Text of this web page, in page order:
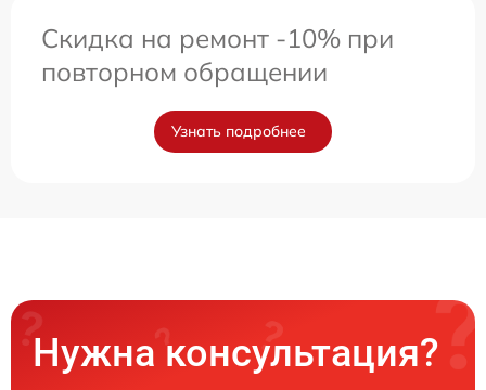
Скидка на ремонт -10% при
повторном обращении
Узнать подробнее
Нужна консультация?